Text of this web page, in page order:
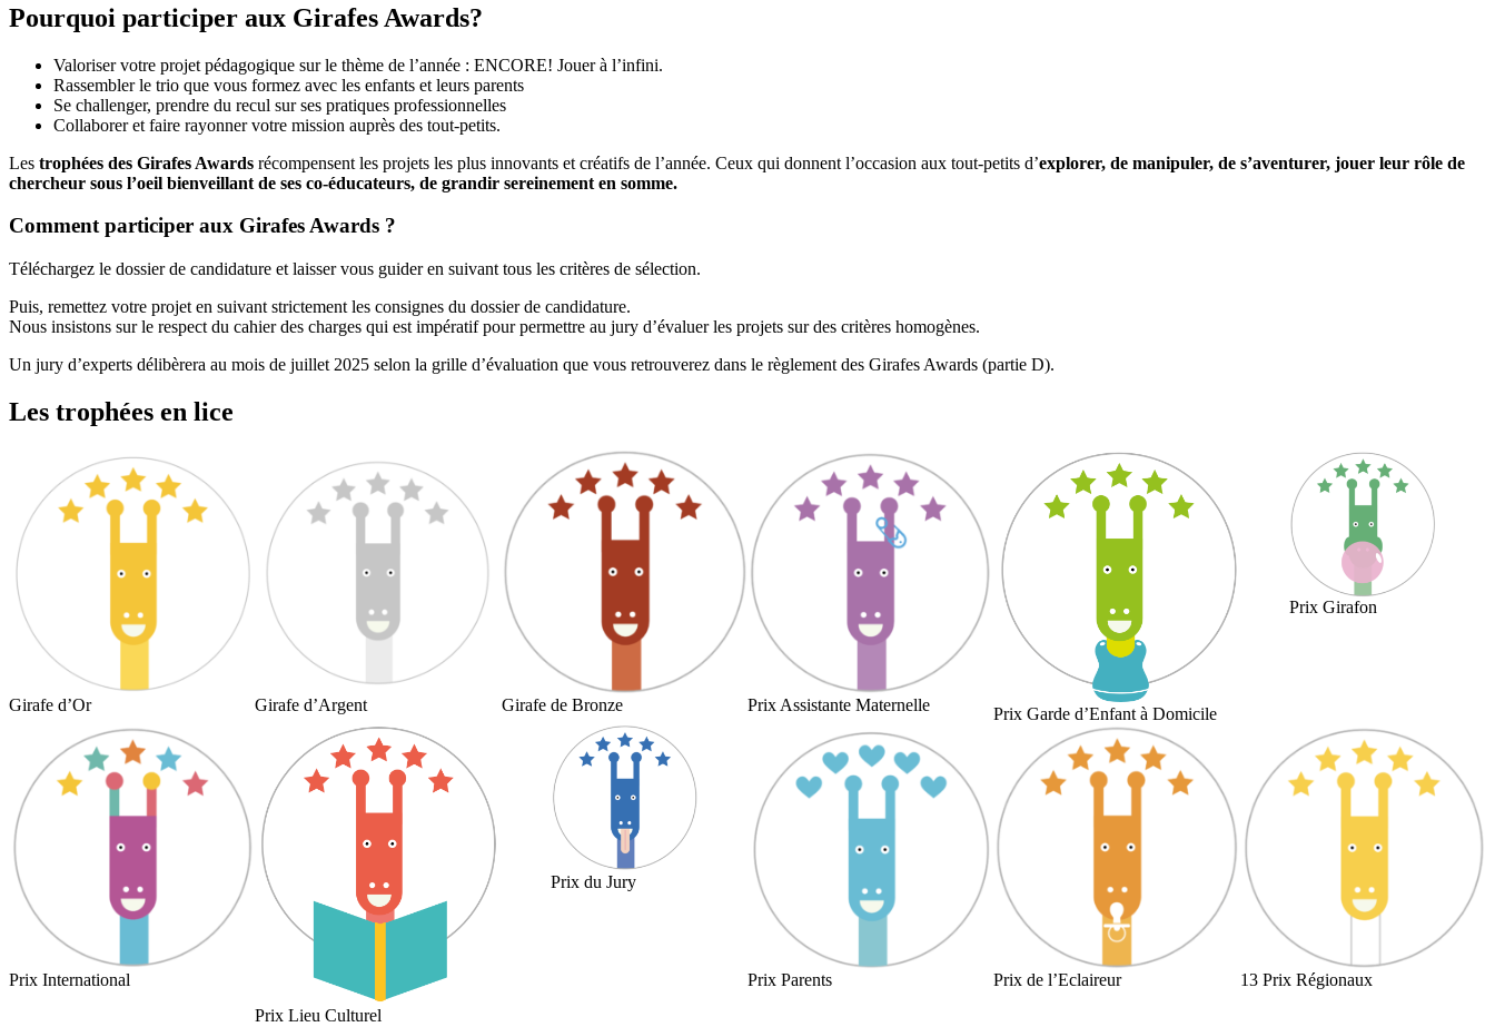
Pourquoi participer aux Girafes Awards?
Valoriser votre projet pédagogique sur le thème de l’année : ENCORE! Jouer à l’infini.
Rassembler le trio que vous formez avec les enfants et leurs parents
Se challenger, prendre du recul sur ses pratiques professionnelles
Collaborer et faire rayonner votre mission auprès des tout-petits.
Les trophées des Girafes Awards récompensent les projets les plus innovants et créatifs de l’année. Ceux qui donnent l’occasion aux tout-petits d’explorer, de manipuler, de s’aventurer, jouer leur rôle de
chercheur sous l’oeil bienveillant de ses co-éducateurs, de grandir sereinement en somme.
Comment participer aux Girafes Awards ?
Téléchargez le dossier de candidature et laisser vous guider en suivant tous les critères de sélection.
Puis, remettez votre projet en suivant strictement les consignes du dossier de candidature.
Nous insistons sur le respect du cahier des charges qui est impératif pour permettre au jury d’évaluer les projets sur des critères homogènes.
Un jury d’experts délibèrera au mois de juillet 2025 selon la grille d’évaluation que vous retrouverez dans le règlement des Girafes Awards (partie D).
Les trophées en lice
Girafe d’Or Girafe d’Argent Girafe de Bronze Prix Assistante Maternelle Prix Garde d’Enfant à Domicile
Prix Girafon
Prix International
Prix Lieu Culturel
Prix du Jury
Prix Parents Prix de l’Eclaireur 13 Prix Régionaux